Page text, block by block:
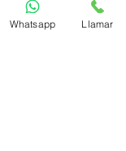
células
medicamentos
Whatsapp Llamar